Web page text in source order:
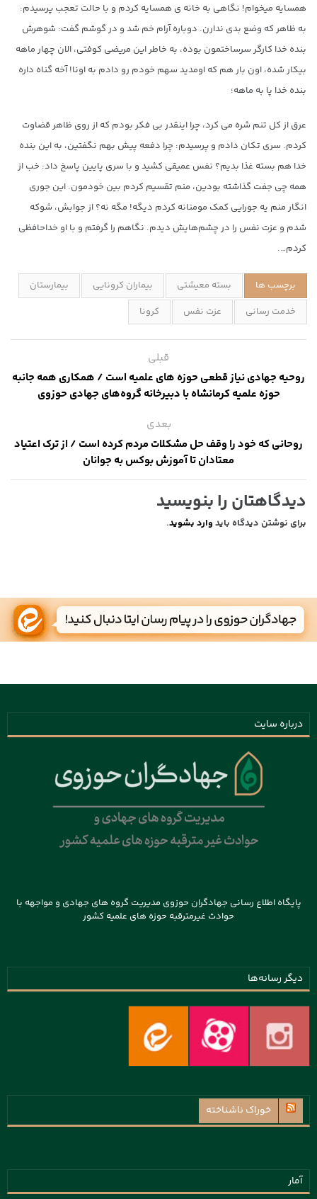
همسایه میخوام! نگاهی به خانه ی همسایه کردم و با حالت تعجب پرسیدم:
به ظاهر که وضع بدی ندارن. دوباره آرام خم شد و در گوشم گفت: شوهرش
بنده خدا کارگر سرساختمون بوده، به خاطر این مریضی کوفتی، الان چهار ماهه
بیکار شده، اون بار هم که اومدید سهم خودم رو دادم به اونا! آخه گناه داره
بنده خدا پا به ماهه؛
عرق از کل تنم شره می کرد، چرا اینقدر بی فکر بودم که از روی ظاهر قضاوت
کردم. سری تکان دادم و پرسیدم: چرا دفعه پیش بهم نگفتین، به این بنده
خدا هم بسته غذا بديم؟ نفس عمیقی کشید و با سری پایین پاسخ داد: خب از
همه چی جفت گذاشته بودین، منم تقسیم کردم بین خودمون. این جوری
انگار منم یه جورایی کمک مومنانه کردم دیگه! مگه نه؟ از جوابش، شوکه
شدم و عزت نفس را در چشم‌هایش دیدم. نگاهم را گرفتم و با او خداحافظی
کردم….
برچسب ها بسته معیشتی بیماران کرونایی
بیمارستان
خدمت رسانی
عزت نفس کرونا
قبلی
روحیه جهادی نیاز قطعی حوزه های علمیه است / همکاری همه جانبه
حوزه علمیه کرمانشاه با دبیرخانه گروه‌های جهادی حوزوی
بعدی
روحانی که خود را وقف حل مشکلات مردم کرده است / از ترک اعتیاد
معتادان تا آموزش بوکس به جوانان
دیدگاهتان را بنویسید
برای نوشتن دیدگاه باید وارد بشوید.
درباره سایت
پایگاه اطلاع رسانی جهادگران حوزوی مدیریت گروه های جهادی و مواجهه با
حوادث غیرمترقبه حوزه های علمیه کشور
دیگر رسانه‌ها
خوراک ناشناخته
آمار